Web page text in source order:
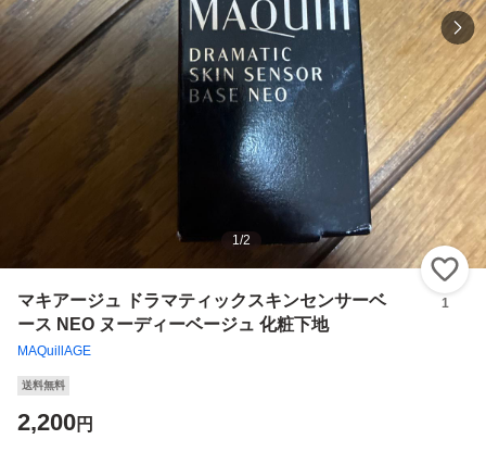
1/2
マキアージュ ドラマティックスキンセンサーベ
ース NEO ヌーディーベージュ 化粧下地
MAQuillAGE
1
送料無料
2,200円